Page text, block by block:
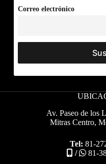
Correo electrónico
Av. Paseo de los
Mitras Centro,
Tel: 81-
/
81-